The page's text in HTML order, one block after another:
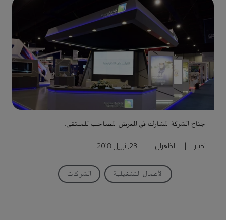
جناح الشركة المشارك في المعرض المصاحب للملتقى.
أخبار الظهران 23, أبريل 2018
الأعمال التشغيلية الشراكات